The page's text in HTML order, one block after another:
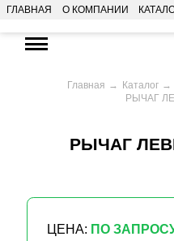
ГЛАВНАЯ О КОМПАНИИ
Главная Каталог
РЫЧАГ
РЫЧАГ
ЦЕНА: ПО